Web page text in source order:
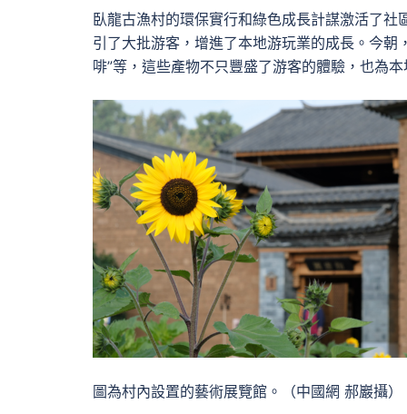
臥龍古漁村的環保實行和綠色成長計謀激活了
引了大批游客，增進了本地游玩業的成長。今朝
啡”等，這些產物不只豐盛了游客的體驗，也為
圖為村內設置的藝術展覽館。（中國網 郝巖攝）